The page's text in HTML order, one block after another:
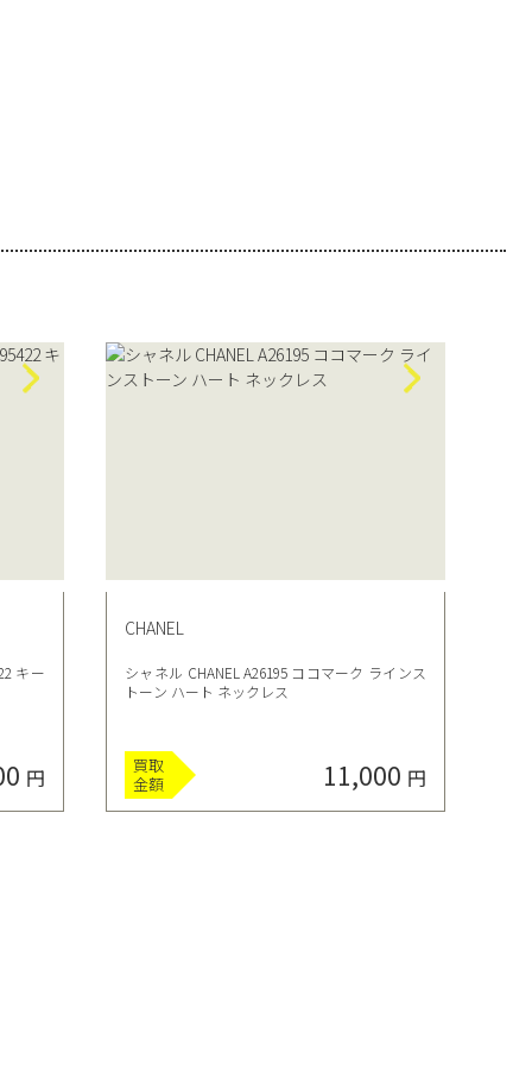
キー
円
CHANEL
シャネル CHANEL A26195 ココマーク ラインス
トーン ハート ネックレス
買取
金額
11,000 円